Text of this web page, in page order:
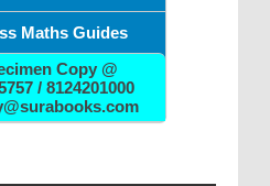
Maths Guides
Copy @
/ 8124201000